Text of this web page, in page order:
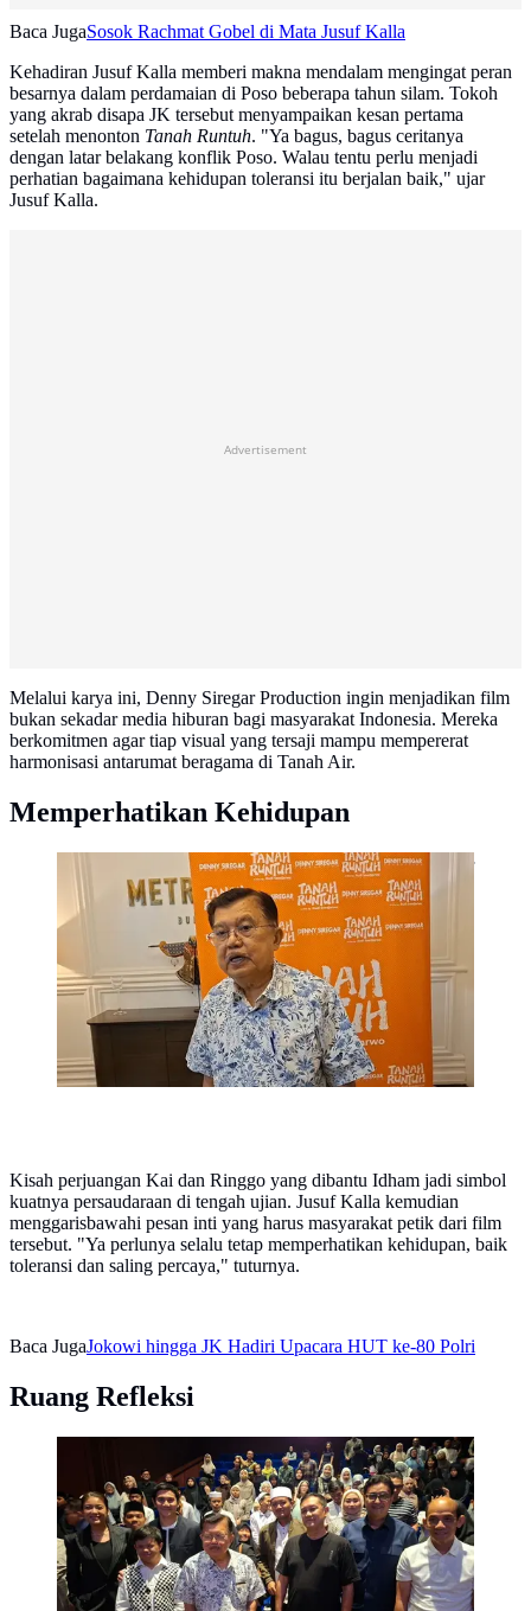
Baca JugaSosok Rachmat Gobel di Mata Jusuf Kalla
Kehadiran Jusuf Kalla memberi makna mendalam mengingat peran
besarnya dalam perdamaian di Poso beberapa tahun silam. Tokoh
yang akrab disapa JK tersebut menyampaikan kesan pertama
setelah menonton Tanah Runtuh. "Ya bagus, bagus ceritanya
dengan latar belakang konflik Poso. Walau tentu perlu menjadi
perhatian bagaimana kehidupan toleransi itu berjalan baik," ujar
Jusuf Kalla.
Advertisement
Melalui karya ini, Denny Siregar Production ingin menjadikan film
bukan sekadar media hiburan bagi masyarakat Indonesia. Mereka
berkomitmen agar tiap visual yang tersaji mampu mempererat
harmonisasi antarumat beragama di Tanah Air.
Memperhatikan Kehidupan
Apresiasi disampaikan mantan Wakil Presiden RI, Jusuf
Kalla, saat bertemu aktor sindrom Down, Ridho Khalif,
yang tampil meyakinkan di film Tanah Runtuh.
Kisah perjuangan Kai dan Ringgo yang dibantu Idham jadi simbol
kuatnya persaudaraan di tengah ujian. Jusuf Kalla kemudian
menggarisbawahi pesan inti yang harus masyarakat petik dari film
tersebut. "Ya perlunya selalu tetap memperhatikan kehidupan, baik
toleransi dan saling percaya," tuturnya.
Baca JugaJokowi hingga JK Hadiri Upacara HUT ke-80 Polri
Ruang Refleksi